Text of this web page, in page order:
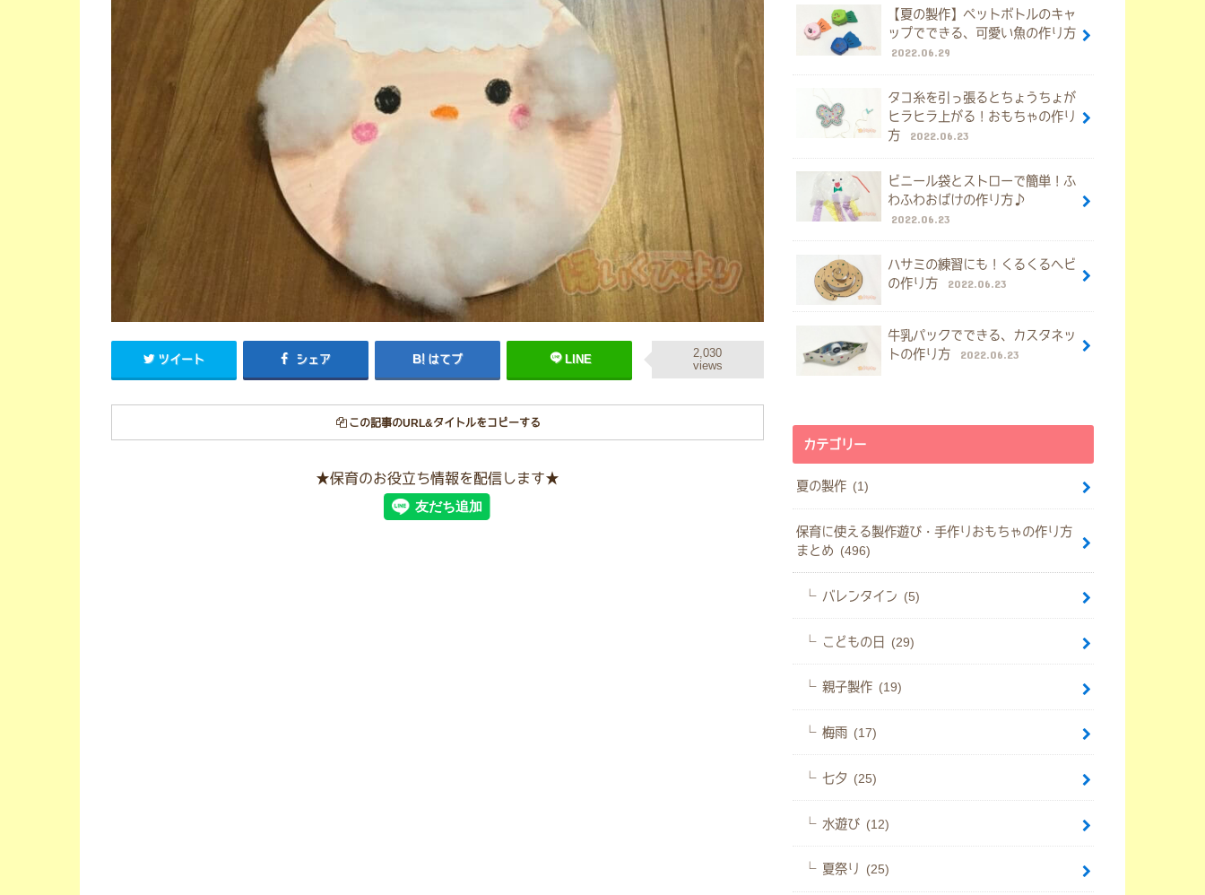
ツイート シェア はてブ LINE
2,030
views
この記事のURL&タイトルをコピーする
★保育のお役立ち情報を配信します★
【夏の製作】ペットボトルのキャ
ップでできる、可愛い魚の作り方
2022.06.29
タコ糸を引っ張るとちょうちょが
ヒラヒラ上がる！おもちゃの作り
方
2022.06.23
ビニール袋とストローで簡単！ふ
わふわおばけの作り方♪
2022.06.23
ハサミの練習にも！くるくるヘビ
の作り方
2022.06.23
牛乳パックでできる、カスタネッ
トの作り方
2022.06.23
カテゴリー
夏の製作 (1)
保育に使える製作遊び・手作りおもちゃの作り方
まとめ (496)
バレンタイン (5)
こどもの日 (29)
親子製作 (19)
梅雨 (17)
七夕 (25)
水遊び (12)
夏祭り (25)